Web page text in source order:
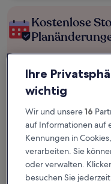
Kostenlose
Verdiene
Mehr sparen
Überprüfe die
Ihre
wichtig
Wir und unsere16
auf Informationen auf
Kennungen in
verarbeiten. Sie
oder verwalten.
besuchen Sie